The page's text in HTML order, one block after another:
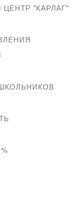
"КАРЛАГ"